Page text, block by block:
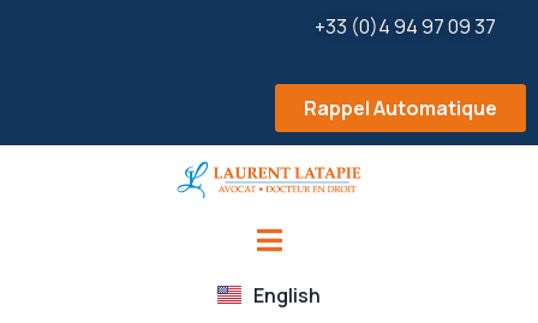
+33 (0)4 94 97 09 37
Rappel Automatique
English